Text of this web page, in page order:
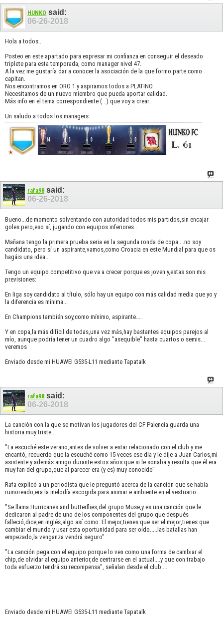
HUNKO said:
06-26-2018
Hola a todos..
Posteo en este apartado para expresar mi confianza en conseguir el deseado
triplete para esta temporada, como manager nivel 47.
A la vez me gustaría dar a conocer la asociación de la que formo parte como
capitan.
Nos encontramos en ORO 1 y aspiramos todos a PLATINO.
Necesitamos de un nuevo miembro que pueda aportar calidad.
Más info en el tema correspondiente (...) que voy a crear.
Un saludo a todos los managers.
rafa98 said:
06-26-2018
Bueno...de momento solventando con autoridad todos mis partidos,sin encajar
goles pero,eso sí, jugando con equipos inferiores..
Mañana tengo la primera prueba seria en la segunda ronda de copa....no soy
candidato, pero sí un aspirante,vamos,como Croacia en este Mundial para que os
hagáis una idea...
Tengo un equipo competitivo que va a crecer porque es joven y,estas son mis
previsiones:
En liga soy candidato al título, sólo hay un equipo con más calidad media que yo y
la diferencia es mínima...
En Champions también soy,como mínimo, aspirante....
Y en copa,la más difícil de todas,una vez más,hay bastantes equipos parejos al
mío, aunque podría tener un cuadro algo "asequible" hasta cuartos o semis...
veremos
Enviado desde mi HUAWEI G535-L11 mediante Tapatalk
rafa98 said:
06-26-2018
La canción con la que se motivan los jugadores del CF Palencia guarda una
historia muy triste...
"La escuché este verano,antes de volver a estar relacionado con el club y me
encantó, recuerdo que la escuché como 15 veces ese día y le dije a Juan Carlos,mi
asistente y además amigo durante estos años que si le sonaba y resulta que él era
muy fan del grupo,que al parecer era (y es) muy conocido"
Rafa explicó a un periodista que le preguntó acerca de la canción que se había
rumoreado,era la melodía escogida para animar e ambiente en el vestuario...
"Se llama Hurricanes and butterflies,del grupo Muse,y es una canción que le
dedicaron al padre de uno de los componentes del grupo que después
falleció,dice,en inglés,algo así como: El mejor,tienes que ser el mejor,tienes que
cambiar el mundo y usar esta oportunidad para ser oído.....las batallas han
empezado,la venganza vendrá seguro"
"La canción pega con el equipo porque lo ven como una forma de cambiar el
chip,de olvidar al equipo anterior,de centrarse en el actual....y que con trabajo
toda esfuerzo tendrá su recompensa", señalan desde el club....
Enviado desde mi HUAWEI G535-L11 mediante Tapatalk